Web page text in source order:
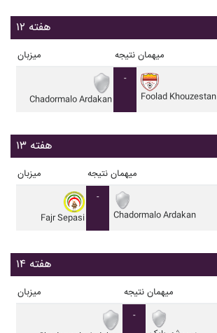
هفته ۱۲
میزبان نتیجه میهمان
Chadormalo Ardakan
-
Foolad Khouzestan
هفته ۱۳
میزبان نتیجه میهمان
Fajr Sepasi
-
Chadormalo Ardakan
هفته ۱۴
میزبان نتیجه میهمان
-